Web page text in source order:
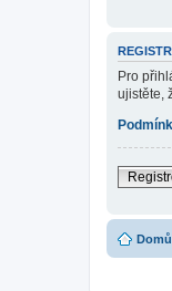
Pro
ujistěte,
Domů